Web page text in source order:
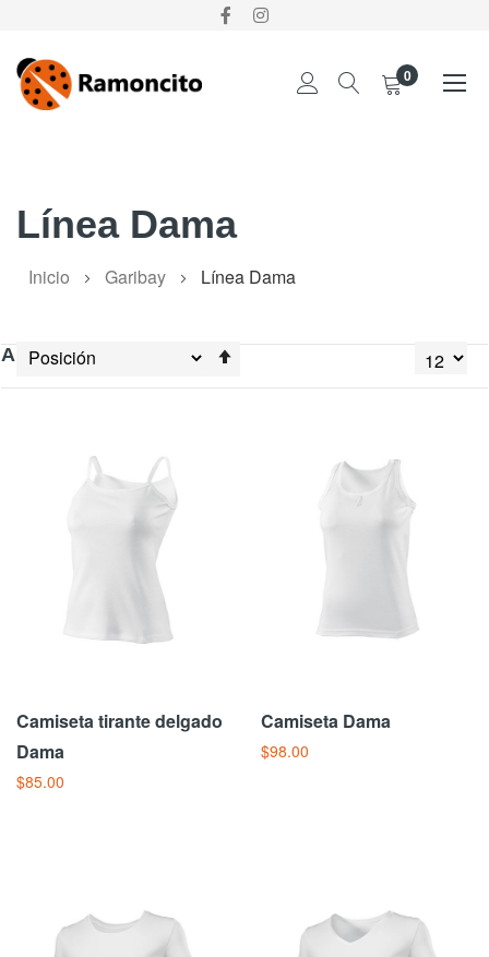
0
contenido
Línea Dama
Inicio Garibay Línea Dama
Establecer
dirección
Camiseta tirante delgado
Dama
$85.00
Camiseta Dama
$98.00
Ahora comprando por